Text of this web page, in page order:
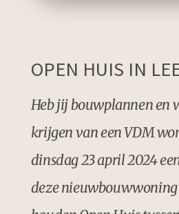
OPEN HUIS IN
Heb jij bouwplannen en
krijgen van een VDM
dinsdag 23 april 2024
deze nieuwbouwwoning